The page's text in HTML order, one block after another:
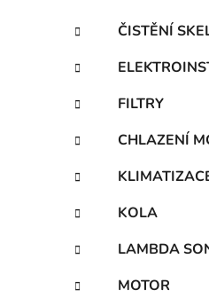
a
n
í
p
a
e
l
o
r
e
ČISTĚNÍ
FILTRY
CHLAZENÍ
KOLA
LAMBDA
MOTOR